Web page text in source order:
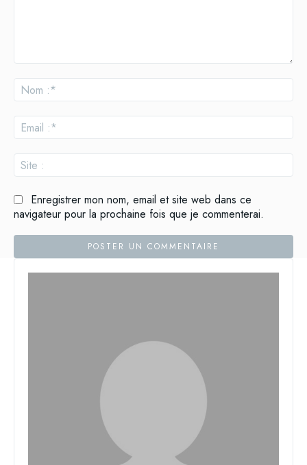
Enregistrer mon nom, email et site web dans ce
navigateur pour la prochaine fois que je commenterai.